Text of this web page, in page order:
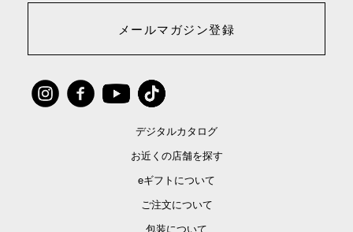
メールマガジン登録
デジタルカタログ
お近くの店舗を探す
eギフトについて
ご注文について
包装について